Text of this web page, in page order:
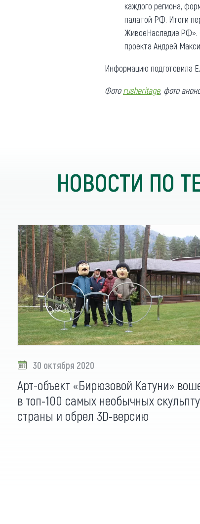
каждого региона,
палатой РФ. Итоги
ЖивоеНаследие.РФ».
проекта Андрей
Информацию подготовила
Фотоrusheritage, фото
НОВОСТИ ПО
30 октября 2020
Арт-объект «Бирюзовой Катуни»
в топ-100 самых необычных
страны и обрел 3D-версию